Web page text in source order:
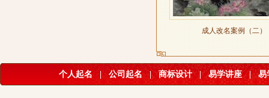
成人改名案例（二）
个人起名 公司起名 | 商标设计 | 易学讲座 | 易